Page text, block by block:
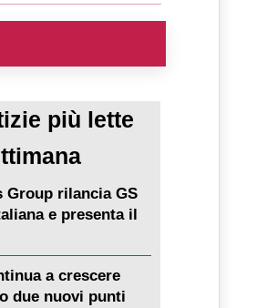
più lette
Group rilancia GS
e presenta il
a crescere
due nuovi punti